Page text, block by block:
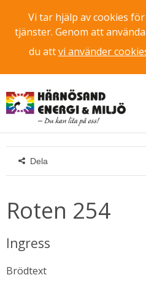
Vi tar hjälp av cookies
tjänster. Genom att
du attvi använder
Dela
Roten 254
Ingress
Brödtext